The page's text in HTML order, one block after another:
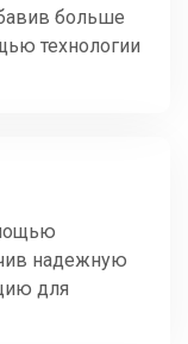
больше
технологии
надежную
для